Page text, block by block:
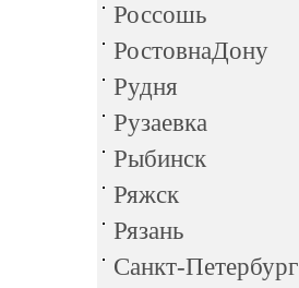
Россошь
РостовнаДону
Рудня
Рузаевка
Рыбинск
Ряжск
Рязань
Санкт-Петербург